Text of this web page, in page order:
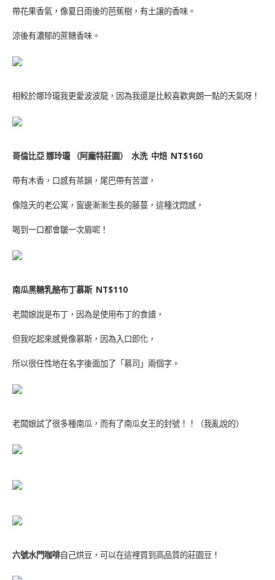
帶花果香氣，像夏日雨後的芭蕉樹，有土讓的香味。
涼後有濃郁的蔗糖香味。
相較於娜玲瓏我更愛波波龍，因為我還是比較喜歡爽朗一點的天氣呀！
哥倫比亞 娜玲瓏 （阿龐特莊園） 水洗 中焙 NT$160
帶有木香，口感有茶韻，尾巴帶有苦澀，
像陰天的老公寓，窗邊漸漸生長的藤蔓，這種沈悶感，
喝到一口都會皺一次眉呢！
南瓜黑糖乳酪布丁慕斯 NT$110
老闆娘說是布丁，因為是使用布丁的食譜，
但我吃起來感覺像慕斯，因為入口即化，
所以很任性地在名字後面加了「慕司」兩個字。
老闆娘試了很多種南瓜，而有了南瓜女王的封號！！（我亂說的）
六號水門咖啡自己烘豆，可以在這裡買到高品質的莊園豆！